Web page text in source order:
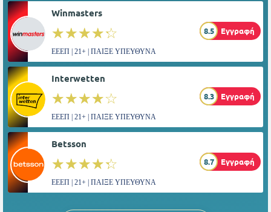
Winmasters
☆☆☆☆☆
★★★★★ 8.5 Εγγραφή
ΕΕΕΠ | 21+ | ΠΑΙΞΕ ΥΠΕΥΘΥΝΑ
Interwetten
☆☆☆☆☆
★★★★★ 8.3 Εγγραφή
ΕΕΕΠ | 21+ | ΠΑΙΞΕ ΥΠΕΥΘΥΝΑ
Betsson
☆☆☆☆☆
★★★★★ 8.7 Εγγραφή
ΕΕΕΠ | 21+ | ΠΑΙΞΕ ΥΠΕΥΘΥΝΑ